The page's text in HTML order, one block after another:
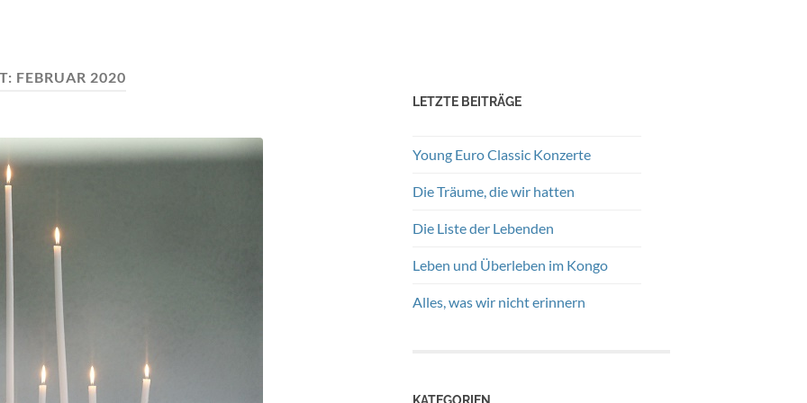
FEBRUAR 2020
LETZTE BEITRÄGE
Young Euro Classic Konzerte
Die Träume, die wir hatten
Die Liste der Lebenden
Leben und Überleben im Kongo
Alles, was wir nicht erinnern
KATEGORIEN